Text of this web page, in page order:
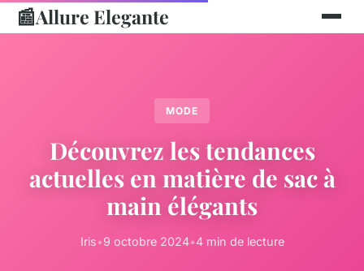
📰Allure Elegante
MODE
Découvrez les tendances
actuelles en matière de sac à
main élégants
Iris•9 octobre 2024•4 min de lecture